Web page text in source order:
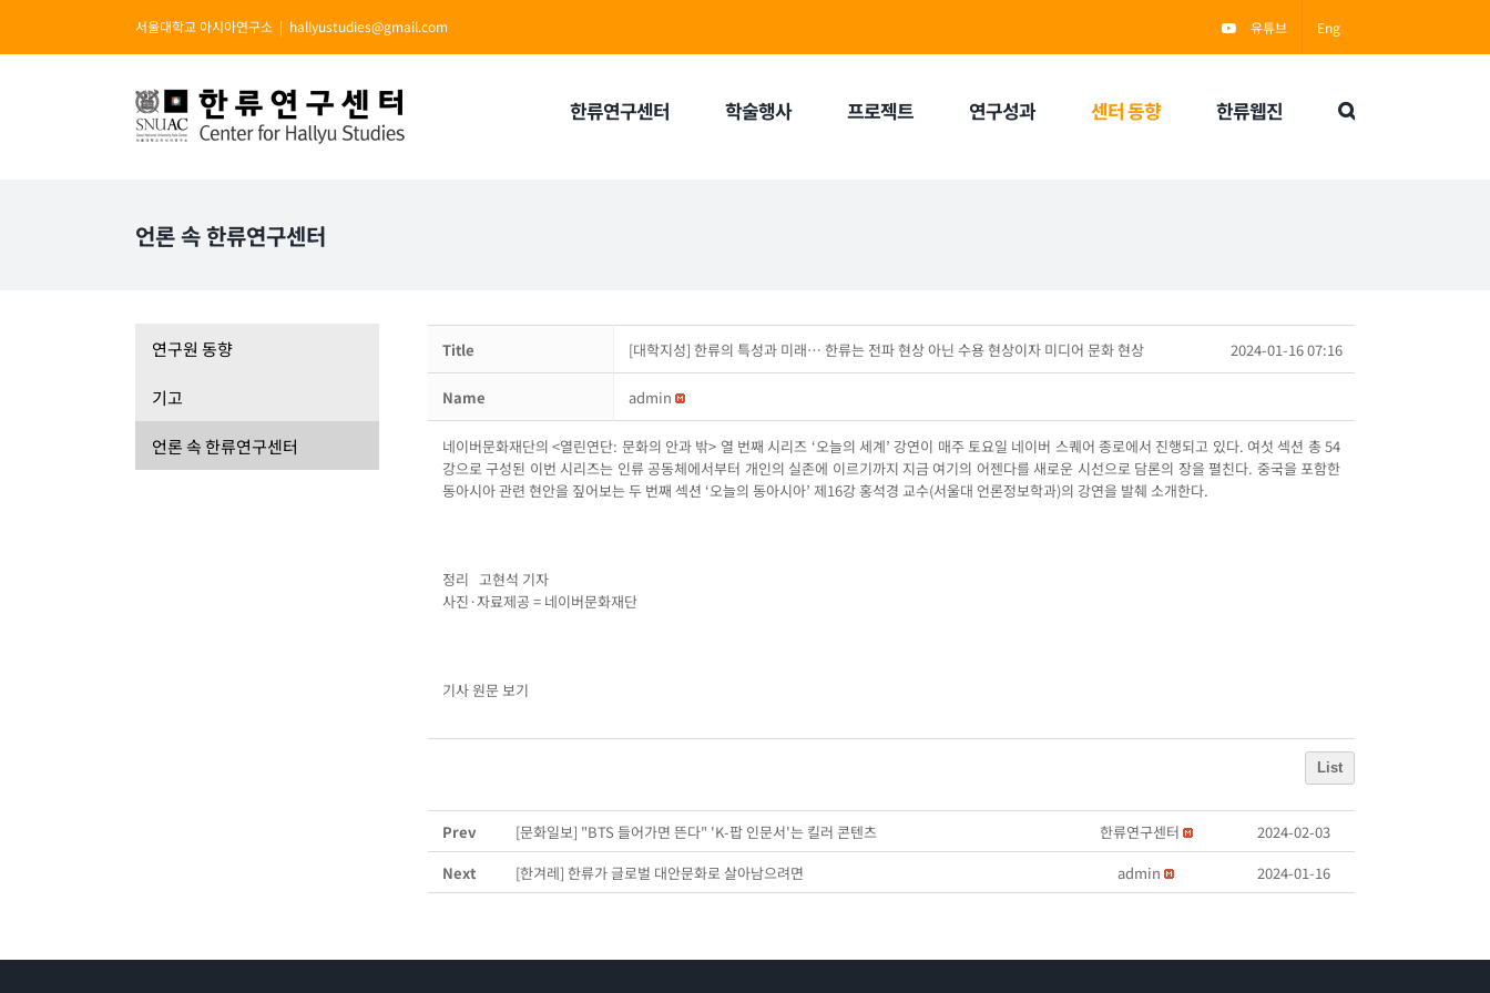
서울대학교 아시아연구소 | hallyustudies@gmail.com 유튜브 Eng
한류연구센터 학술행사 프로젝트 연구성과 센터 동향 한류웹진
언론 속 한류연구센터
Title [대학지성] 한류의 특성과 미래… 한류는 전파 현상 아닌 수용 현상이자 미디어 문화 현상 2024-01-16 07:16
Name admin
네이버문화재단의 <열린연단: 문화의 안과 밖> 열 번째 시리즈 ‘오늘의 세계’ 강연이 매주 토요일 네이버 스퀘어 종로에서 진행되고 있다. 여섯 섹션 총 54
강으로 구성된 이번 시리즈는 인류 공동체에서부터 개인의 실존에 이르기까지 지금 여기의 어젠다를 새로운 시선으로 담론의 장을 펼친다. 중국을 포함한
동아시아 관련 현안을 짚어보는 두 번째 섹션 ‘오늘의 동아시아’ 제16강 홍석경 교수(서울대 언론정보학과)의 강연을 발췌 소개한다.
정리 고현석 기자
사진·자료제공 = 네이버문화재단
기사 원문 보기
List
Prev [문화일보] "BTS 들어가면 뜬다" 'K-팝 인문서'는 킬러 콘텐츠 한류연구센터
2024-02-03
Next
[한겨레] 한류가 글로벌 대안문화로 살아남으려면 admin 2024-01-16
연구원 동향
기고
언론 속 한류연구센터